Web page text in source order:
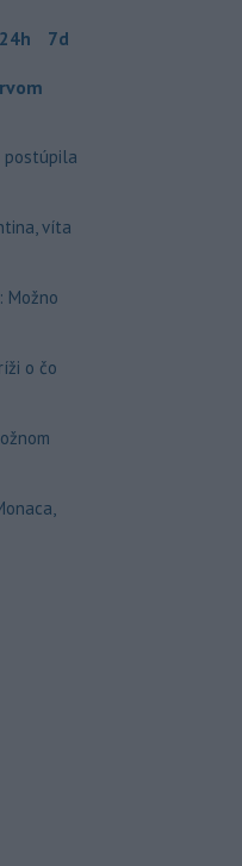
24h 7d
postúpila
víta
Možno
o čo